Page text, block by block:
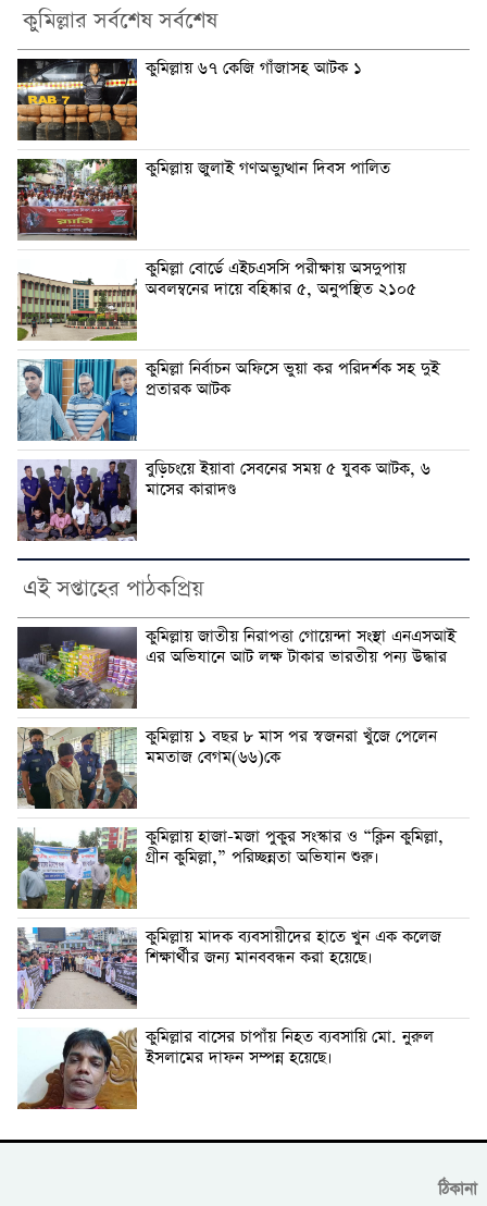
কুমিল্লার সর্বশেষ সর্বশেষ
কুমিল্লায় ৬৭ কেজি গাঁজাসহ আটক ১
কুমিল্লায় জুলাই গণঅভ্যুত্থান দিবস পালিত
কুমিল্লা বোর্ডে এইচএসসি পরীক্ষায় অসদুপায়
অবলম্বনের দায়ে বহিষ্কার ৫, অনুপস্থিত ২১০৫
কুমিল্লা নির্বাচন অফিসে ভুয়া কর পরিদর্শক সহ দুই
প্রতারক আটক
বুড়িচংয়ে ইয়াবা সেবনের সময় ৫ যুবক আটক, ৬
মাসের কারাদণ্ড
এই সপ্তাহের পাঠকপ্রিয়
কুমিল্লায় জাতীয় নিরাপত্তা গোয়েন্দা সংস্থা এনএসআই
এর অভিযানে আট লক্ষ টাকার ভারতীয় পন্য উদ্ধার
কুমিল্লায় ১ বছর ৮ মাস পর স্বজনরা খুঁজে পেলেন
মমতাজ বেগম(৬৬)কে
কুমিল্লায় হাজা-মজা পুকুর সংস্কার ও “ক্লিন কুমিল্লা,
গ্রীন কুমিল্লা,” পরিচ্ছন্নতা অভিযান শুরু।
কুমিল্লায় মাদক ব্যবসায়ীদের হাতে খুন এক কলেজ
শিক্ষার্থীর জন্য মানববন্ধন করা হয়েছে।
কুমিল্লার বাসের চাপাঁয় নিহত ব্যবসায়ি মো. নুরুল
ইসলামের দাফন সম্পন্ন হয়েছে।
ঠিকানা